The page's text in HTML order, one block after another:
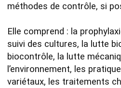
méthodes de contrôle, si
Elle comprend : la
suivi des cultures, la lutte
biocontrôle, la lutte
l’environnement, les
variétaux, les traitements